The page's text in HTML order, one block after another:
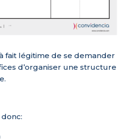
fait légitime de se demander
d’organiser une structure